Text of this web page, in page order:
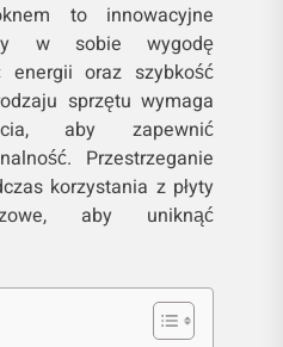
to innowacyjne
w sobie wygodę
energii oraz szybkość
sprzętu wymaga
aby zapewnić
Przestrzeganie
korzystania z płyty
aby uniknąć